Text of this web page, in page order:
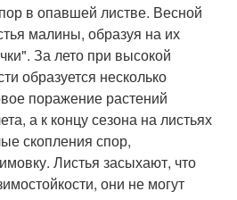
в опавшей листве. Весной
малины, образуя на их
За лето при высокой
образуется несколько
поражение растений
а к концу сезона на листьях
скопления спор,
Листья засыхают, что
они не могут